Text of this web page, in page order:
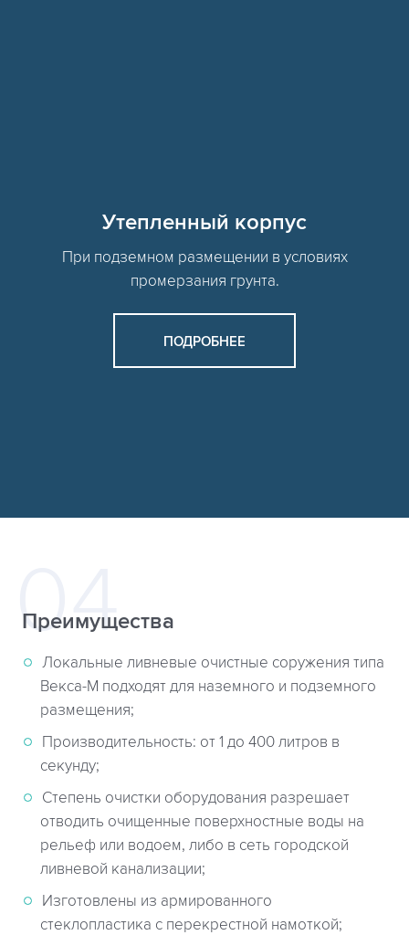
Утепленный корпус
При подземном размещении в условиях
промерзания грунта.
ПОДРОБНЕЕ
Преимущества
Локальные ливневые очистные соружения типа
Векса-М подходят для наземного и подземного
размещения;
Производительность: от 1 до 400 литров в
секунду;
Степень очистки оборудования разрешает
отводить очищенные поверхностные воды на
рельеф или водоем, либо в сеть городской
ливневой канализации;
Изготовлены из армированного
стеклопластика с перекрестной намоткой;